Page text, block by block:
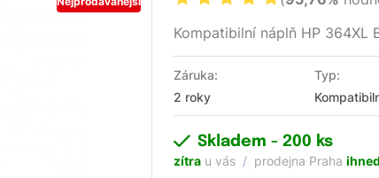
Kompatibilní náplň HP 364XL
Záruka:
2 roky
Typ:
Skladem- 200 ks
zítra u vás prodejna Prahaihned